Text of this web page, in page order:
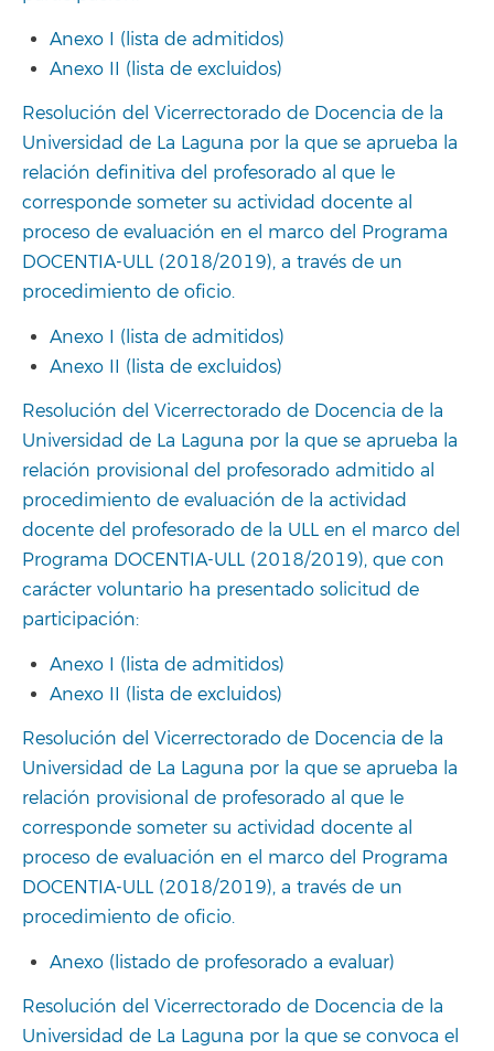
Anexo I (lista de admitidos)
Anexo II (lista de excluidos)
Resolución del Vicerrectorado de Docencia de la
Universidad de La Laguna por la que se aprueba la
relación definitiva del profesorado al que le
corresponde someter su actividad docente al
proceso de evaluación en el marco del Programa
DOCENTIA-ULL (2018/2019), a través de un
procedimiento de oficio.
Anexo I (lista de admitidos)
Anexo II (lista de excluidos)
Resolución del Vicerrectorado de Docencia de la
Universidad de La Laguna por la que se aprueba la
relación provisional del profesorado admitido al
procedimiento de evaluación de la actividad
docente del profesorado de la ULL en el marco del
Programa DOCENTIA-ULL (2018/2019), que con
carácter voluntario ha presentado solicitud de
participación:
Anexo I (lista de admitidos)
Anexo II (lista de excluidos)
Resolución del Vicerrectorado de Docencia de la
Universidad de La Laguna por la que se aprueba la
relación provisional de profesorado al que le
corresponde someter su actividad docente al
proceso de evaluación en el marco del Programa
DOCENTIA-ULL (2018/2019), a través de un
procedimiento de oficio.
Anexo (listado de profesorado a evaluar)
Resolución del Vicerrectorado de Docencia de la
Universidad de La Laguna por la que se convoca el